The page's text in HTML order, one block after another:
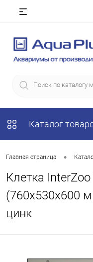
Каталог
Главная страница •
Клетка
(760х530х600
цинк